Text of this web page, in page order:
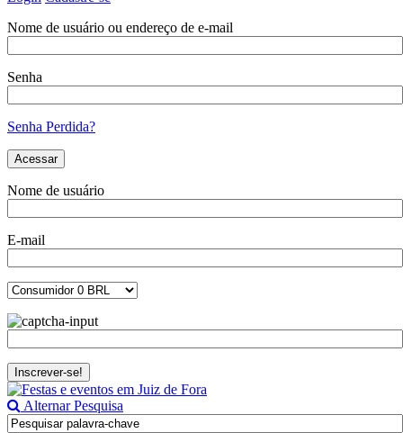
Nome de usuário ou endereço de e-mail
Senha
Senha Perdida?
Nome de usuário
E-mail
Alternar Pesquisa